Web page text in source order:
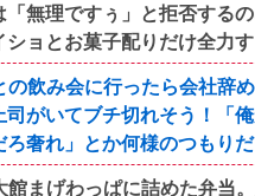
「無理ですぅ」と拒否する
ショとお菓子配りだけ全力
の飲み会に行ったら会社辞
司がいてブチ切れそう！「
ろ奢れ」とか何様のつもりだ
館まげわっぱに詰めた弁当